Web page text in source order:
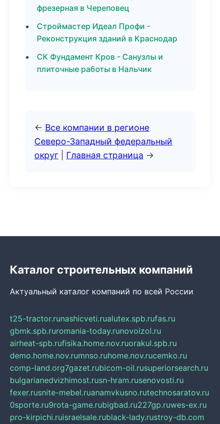
фрезерная в Череповец
Строймастер Идеал Профи -
Реконструкция зданий в Краснодар
СК Фундамент Кров - Санузлы и
плиточные работы в Нальчик
← Все компании в регионе
Северо-Западный федеральный
округ
Главная страница →
Каталог строительных компаний
Актуальный каталог компаний по всей России
t25-tractor.runashicveti.rualutex.spb.rufas.ru
gbmk.spb.ruromania-today.runovoizol.ru
airheat-spb.rufisika.home.nov.ruorakul.spb.ru
demo.home.nov.rumnso.ruhome.nov.rucemko.ru
comp-land.org7gazet.rubicom-oil.rusuperiorsearch.ru
bulgarianedvizhimost.rusn-hram.rusenovosti.ru
fexer.rusnite-mebel.ruanamvkusno.rutechnosaratov.ru
0sporte.ru9rota-game.rubigbad.ru227gp.ruwes-ex.ru
pro-kirpichi.ruisraelsale.rublack-lady.rustroy-db.com